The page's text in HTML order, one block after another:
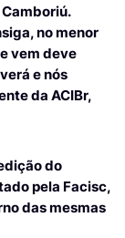
no menor
vem deve
e nós
da ACIBr,
do
pela Facisc,
das mesmas